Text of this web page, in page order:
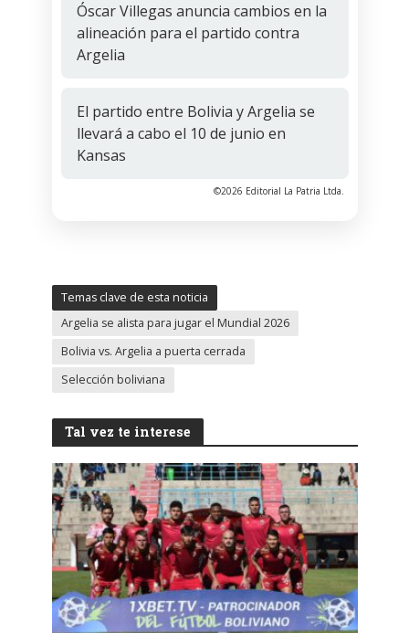
Óscar Villegas anuncia cambios en la
alineación para el partido contra
Argelia
El partido entre Bolivia y Argelia se
llevará a cabo el 10 de junio en
Kansas
©2026 Editorial La Patria Ltda.
Temas clave de esta noticia
Argelia se alista para jugar el Mundial 2026
Bolivia vs. Argelia a puerta cerrada
Selección boliviana
Tal vez te interese